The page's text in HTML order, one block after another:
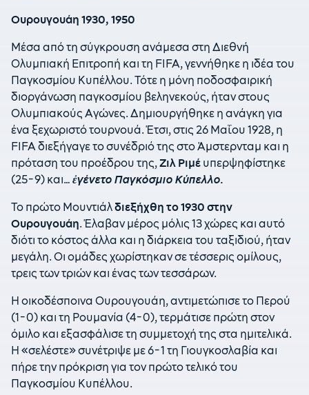
Ουρουγουάη 1930, 1950
Μέσα από τη σύγκρουση ανάμεσα στη Διεθνή
Ολυμπιακή Επιτροπή και τη FIFA, γεννήθηκε η ιδέα του
Παγκοσμίου Κυπέλλου. Τότε η μόνη ποδοσφαιρική
διοργάνωση παγκοσμίου βεληνεκούς, ήταν στους
Ολυμπιακούς Αγώνες. Δημιουργήθηκε η ανάγκη για
ένα ξεχωριστό τουρνουά. Έτσι, στις 26 Μαΐου 1928, η
FIFA διεξήγαγε το συνέδριό της στο Άμστερνταμ και η
πρόταση του προέδρου της,Ζιλ Ριμέ υπερψηφίστηκε
(25-9) και… ἐγένετο Παγκόσμιο Κύπελλο.
Το πρώτο Μουντιάλδιεξήχθη το 1930 στην
Ουρουγουάη. Έλαβαν μέρος μόλις 13 χώρες και αυτό
διότι το κόστος άλλα και η διάρκεια του ταξιδιού, ήταν
μεγάλη. Οι ομάδες χωρίστηκαν σε τέσσερις ομίλους,
τρεις των τριών και ένας των τεσσάρων.
Η οικοδέσποινα Ουρουγουάη, αντιμετώπισε το Περού
(1-0) και τη Ρουμανία (4-0), τερμάτισε πρώτη στον
όμιλο και εξασφάλισε τη συμμετοχή της στα ημιτελικά.
Η «σελέστε» συνέτριψε με 6-1 τη Γιουγκοσλαβία και
πήρε την πρόκριση για τον πρώτο τελικό του
Παγκοσμίου Κυπέλλου.